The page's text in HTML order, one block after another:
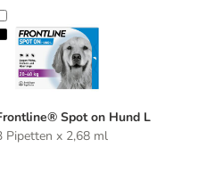
Frontline® Spot on Hund L
Spot on Hund L
Pipetten x 2,68 ml